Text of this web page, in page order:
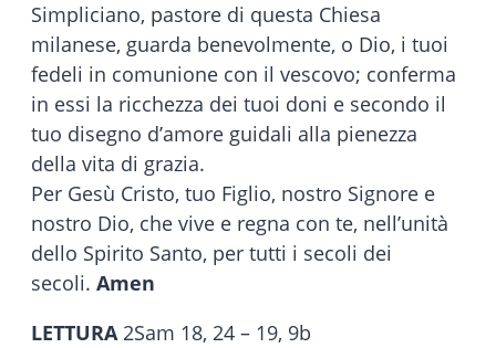
Simpliciano, pastore di questa Chiesa
milanese, guarda benevolmente, o Dio, i tuoi
fedeli in comunione con il vescovo; conferma
in essi la ricchezza dei tuoi doni e secondo il
tuo disegno d’amore guidali alla pienezza
della vita di grazia.
Per Gesù Cristo, tuo Figlio, nostro Signore e
nostro Dio, che vive e regna con te, nell’unità
dello Spirito Santo, per tutti i secoli dei
secoli. Amen
LETTURA2Sam 18, 24 – 19, 9b